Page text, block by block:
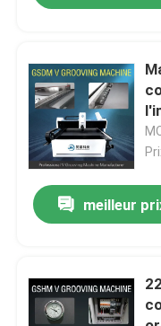
Contrôle de qualité
Demandez une
V à grande
V automatique
meilleur